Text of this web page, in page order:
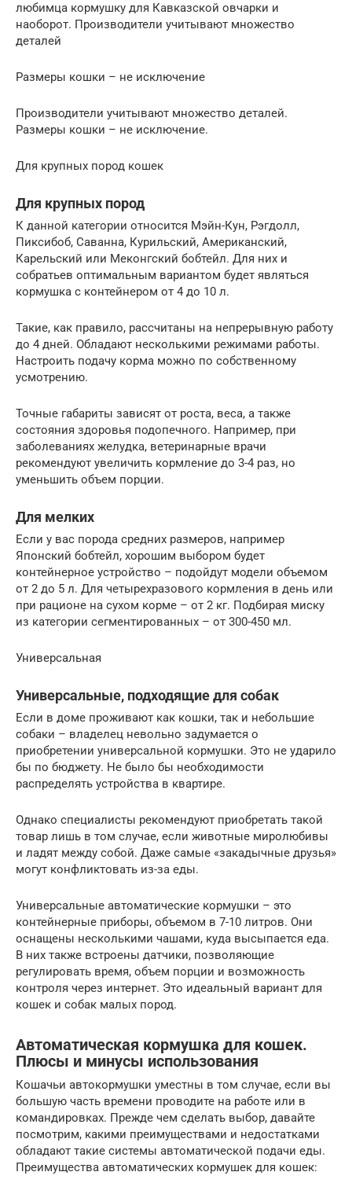
любимца кормушку для Кавказской овчарки и
наоборот. Производители учитывают множество
деталей
Размеры кошки – не исключение
Производители учитывают множество деталей.
Размеры кошки – не исключение.
Для крупных пород кошек
Для крупных пород
К данной категории относится Мэйн-Кун, Рэгдолл,
Пиксибоб, Саванна, Курильский, Американский,
Карельский или Меконгский бобтейл. Для них и
собратьев оптимальным вариантом будет являться
кормушка с контейнером от 4 до 10 л.
Такие, как правило, рассчитаны на непрерывную работу
до 4 дней. Обладают несколькими режимами работы.
Настроить подачу корма можно по собственному
усмотрению.
Точные габариты зависят от роста, веса, а также
состояния здоровья подопечного. Например, при
заболеваниях желудка, ветеринарные врачи
рекомендуют увеличить кормление до 3-4 раз, но
уменьшить объем порции.
Для мелких
Если у вас порода средних размеров, например
Японский бобтейл, хорошим выбором будет
контейнерное устройство – подойдут модели объемом
от 2 до 5 л. Для четырехразового кормления в день или
при рационе на сухом корме – от 2 кг. Подбирая миску
из категории сегментированных – от 300-450 мл.
Универсальная
Универсальные, подходящие для собак
Если в доме проживают как кошки, так и небольшие
собаки – владелец невольно задумается о
приобретении универсальной кормушки. Это не ударило
бы по бюджету. Не было бы необходимости
распределять устройства в квартире.
Однако специалисты рекомендуют приобретать такой
товар лишь в том случае, если животные миролюбивы
и ладят между собой. Даже самые «закадычные друзья»
могут конфликтовать из-за еды.
Универсальные автоматические кормушки – это
контейнерные приборы, объемом в 7-10 литров. Они
оснащены несколькими чашами, куда высыпается еда.
В них также встроены датчики, позволяющие
регулировать время, объем порции и возможность
контроля через интернет. Это идеальный вариант для
кошек и собак малых пород.
Автоматическая кормушка для кошек.
Плюсы и минусы использования
Кошачьи автокормушки уместны в том случае, если вы
большую часть времени проводите на работе или в
командировках. Прежде чем сделать выбор, давайте
посмотрим, какими преимуществами и недостатками
обладают такие системы автоматической подачи еды.
Преимущества автоматических кормушек для кошек: